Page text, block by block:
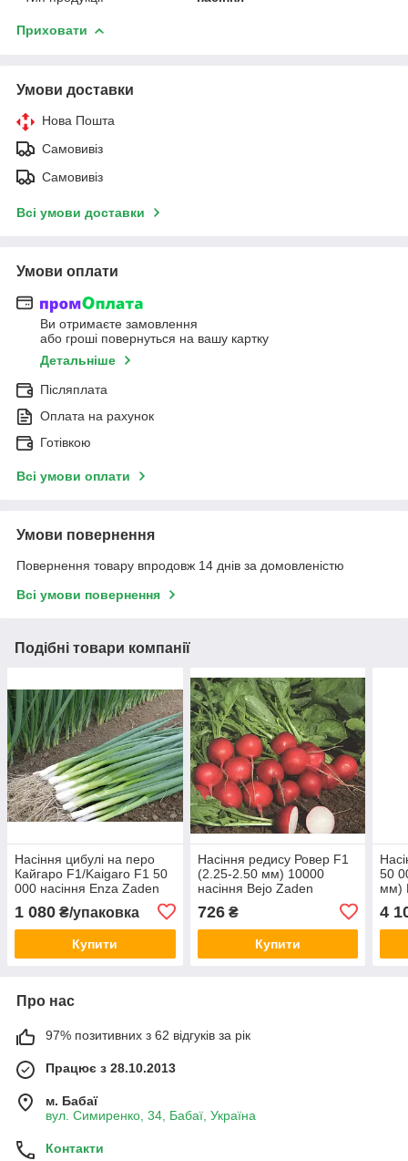
Приховати
Умови доставки
Нова Пошта
Самовивіз
Самовивіз
Всі умови доставки
Умови оплати
Ви отримаєте замовлення
або гроші повернуться на вашу картку
Детальніше
Післяплата
Оплата на рахунок
Готівкою
Всі умови оплати
Умови повернення
Повернення товару впродовж 14 днів за домовленістю
Всі умови повернення
Подібні товари компанії
Насіння цибулі на перо
Кайгаро F1/Kaigaro F1 50
000 насіння Enza Zaden
1 080 ₴/упаковка
Купити
Насіння редису Ровер F1
(2.25-2.50 мм) 10000
насіння Bejo Zaden
726₴
Купити
50
мм)
4
Про нас
97% позитивних з 62 відгуків за рік
Працює з 28.10.2013
м. Бабаї
вул. Симиренко, 34, Бабаї, Україна
Контакти